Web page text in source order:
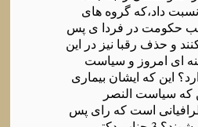
داد،که گروه های
حکومت در فردا ی پس
و حذف رقبا نیز در این
ای امروز و سیاست
این که ایشان بیماری
که سیاست النصر
است که رای پس